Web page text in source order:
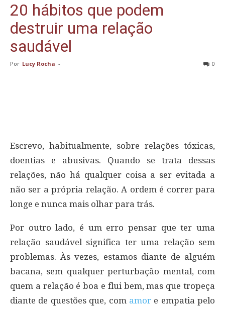
20 hábitos que podem
destruir uma relação
saudável
Por Lucy Rocha - 0
Escrevo, habitualmente, sobre relações tóxicas,
doentias e abusivas. Quando se trata dessas
relações, não há qualquer coisa a ser evitada a
não ser a própria relação. A ordem é correr para
longe e nunca mais olhar para trás.
Por outro lado, é um erro pensar que ter uma
relação saudável significa ter uma relação sem
problemas. Às vezes, estamos diante de alguém
bacana, sem qualquer perturbação mental, com
quem a relação é boa e flui bem, mas que tropeça
diante de questões que, com amore empatia pelo